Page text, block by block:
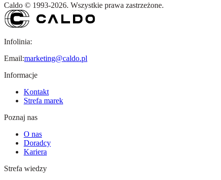
Caldo © 1993-2026. Wszystkie prawa zastrzeżone.
Infolinia:
Email:marketing@caldo.pl
Informacje
Kontakt
Strefa marek
Poznaj nas
O nas
Doradcy
Kariera
Strefa wiedzy